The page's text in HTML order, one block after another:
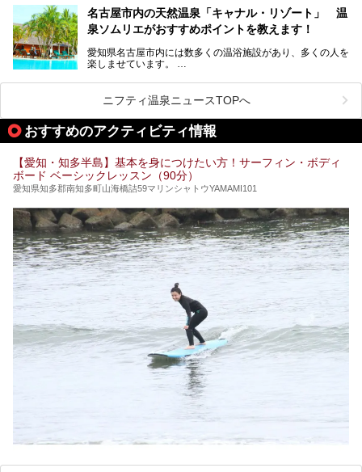
天然ラドン温泉が堪能できるお風呂や、新設・改装された客
室、地元の食材と温泉水で作られたお料理……。
ご紹介します。
名古屋市内の天然温泉「キャナル・リゾート」 温
泉ソムリエがおすすめポイントを教えます！
愛知県名古屋市内には数多くの温浴施設があり、多くの人を
楽しませています。
ムリエの目線で紹介していきます！
名古屋市内にはスーパー銭湯や日帰り温泉が多く、「どこに
行こうかな？」と悩んでしまう方も多いと思います。
ぜひこの記事を参考にして「キャナル・リゾート」に出かけ
てみるのはいかがでしょうか？
ニフティ温泉ニュースTOPへ
おすすめのアクティビティ情報
【愛知・知多半島】基本を身につけたい方！サーフィン・ボディ
ボード ベーシックレッスン（90分）
愛知県知多郡南知多町山海橋詰59マリンシャトウYAMAMI101